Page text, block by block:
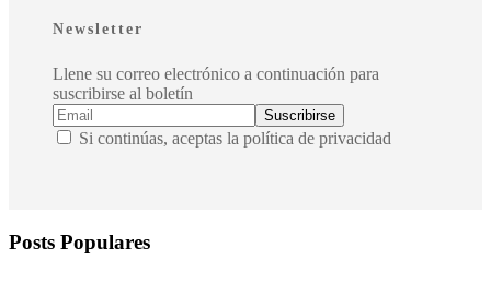
Newsletter
Llene su correo electrónico a continuación para
suscribirse al boletín
Si continúas, aceptas la política de privacidad
Posts Populares